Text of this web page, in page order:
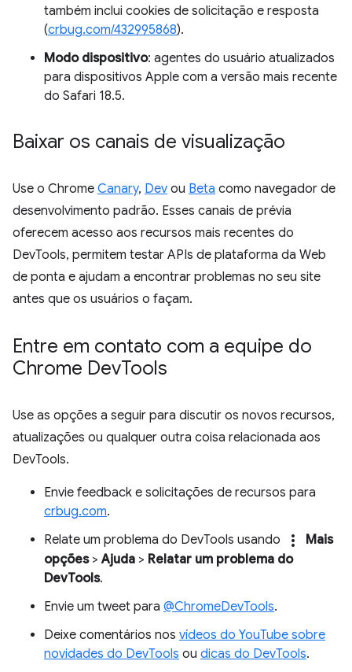
também inclui cookies de solicitação e resposta
(crbug.com/432995868).
Modo dispositivo: agentes do usuário atualizados
para dispositivos Apple com a versão mais recente
do Safari 18.5.
Baixar os canais de visualização
Use o Chrome Canary, Dev ou Beta como navegador de
desenvolvimento padrão. Esses canais de prévia
oferecem acesso aos recursos mais recentes do
DevTools, permitem testar APIs de plataforma da Web
de ponta e ajudam a encontrar problemas no seu site
antes que os usuários o façam.
Entre em contato com a equipe do
Chrome DevTools
Use as opções a seguir para discutir os novos recursos,
atualizações ou qualquer outra coisa relacionada aos
DevTools.
Envie feedback e solicitações de recursos para
crbug.com.
Relate um problema do DevTools usando
more_vert
Mais
opções>Ajuda > Relatar um problema do
DevTools.
Envie um tweet para @ChromeDevTools.
Deixe comentários nos vídeos do YouTube sobre
novidades do DevTools ou dicas do DevTools.